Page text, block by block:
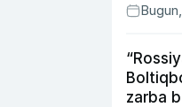
zarba